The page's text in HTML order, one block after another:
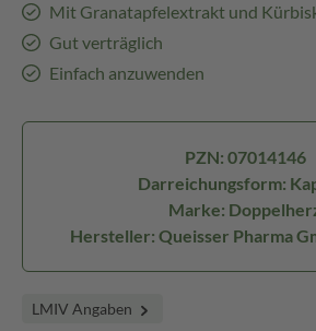
Mit Granatapfelextrakt und
Gut verträglich
Einfach anzuwenden
PZN: 07014146
Darreichungsform:
Marke:
Hersteller: Queisser Pharma
LMIV Angaben